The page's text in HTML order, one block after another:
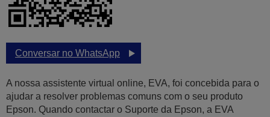
Conversar no WhatsApp
A nossa assistente virtual online, EVA, foi concebida para o
ajudar a resolver problemas comuns com o seu produto
Epson. Quando contactar o Suporte da Epson, a EVA